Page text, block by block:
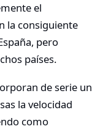
el
la consiguiente
pero
países.
de serie un
la velocidad
como